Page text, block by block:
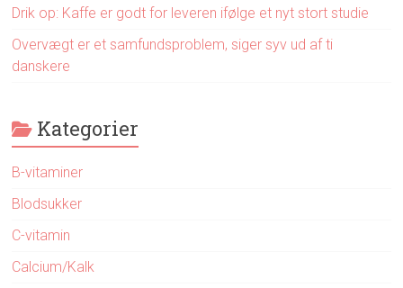
Drik op: Kaffe er godt for leveren ifølge et nyt stort studie
Overvægt er et samfundsproblem, siger syv ud af ti
danskere
Kategorier
B-vitaminer
Blodsukker
C-vitamin
Calcium/Kalk